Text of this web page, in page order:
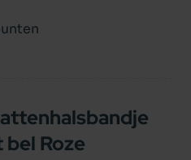
Roze